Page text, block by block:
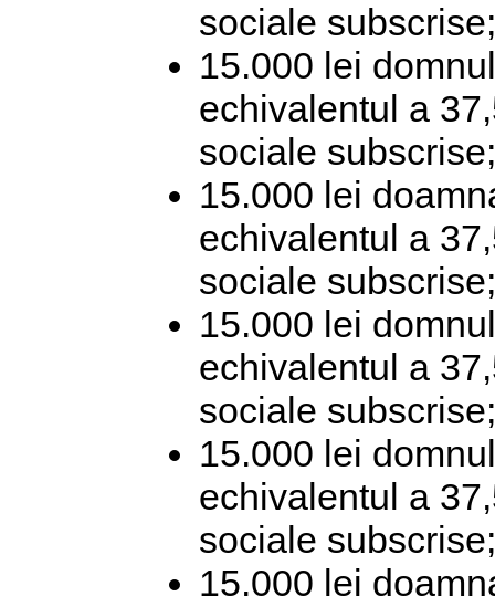
sociale subscrise;
15.000 lei
echivalentul a
sociale subscrise;
15.000 lei
echivalentul a
sociale subscrise;
15.000 lei
echivalentul a
sociale subscrise;
15.000 lei
echivalentul a
sociale subscrise;
15.000 lei